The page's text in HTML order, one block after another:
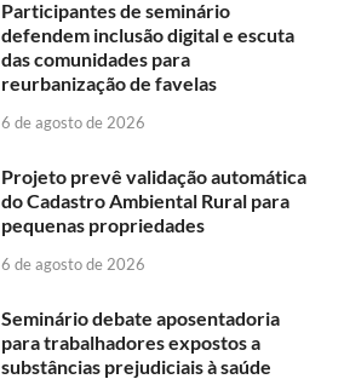
Participantes de seminário
defendem inclusão digital e escuta
das comunidades para
reurbanização de favelas
6 de agosto de 2026
Projeto prevê validação automática
do Cadastro Ambiental Rural para
pequenas propriedades
6 de agosto de 2026
Seminário debate aposentadoria
para trabalhadores expostos a
substâncias prejudiciais à saúde